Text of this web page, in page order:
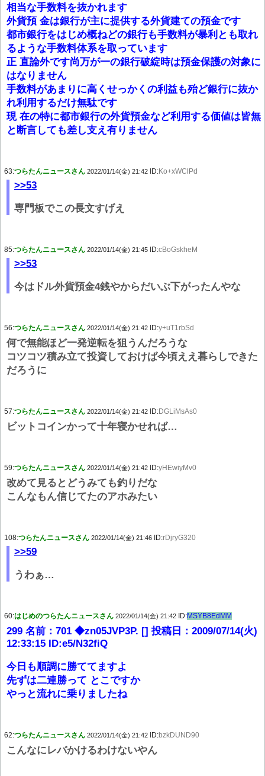
相当な手数料を抜かれます
外貨預 金は銀行が主に提供する外貨建ての預金です
都市銀行をはじめ概ねどの銀行も手数料が暴利とも取れ
るような手数料体系を取っています
正 直論外です尚万が一の銀行破綻時は預金保護の対象に
はなりません
手数料があまりに高くせっかくの利益も殆ど銀行に抜か
れ利用するだけ無駄です
現 在の特に都市銀行の外貨預金など利用する価値は皆無
と断言しても差し支え有りません
63:つらたんニュースさん 2022/01/14(金) 21:42 ID:Ko+xWClPd
>>53
専門板でこの長文すげえ
85:つらたんニュースさん 2022/01/14(金) 21:45 ID:cBoGskheM
>>53
今はドル外貨預金4銭やからだいぶ下がったんやな
56:つらたんニュースさん 2022/01/14(金) 21:42 ID:y+uT1rbSd
何で無能ほど一発逆転を狙うんだろうな
コツコツ積み立て投資しておけば今頃ええ暮らしできた
だろうに
57:つらたんニュースさん 2022/01/14(金) 21:42 ID:DGLiMsAs0
ビットコインかって十年寝かせれば…
59:つらたんニュースさん 2022/01/14(金) 21:42 ID:yHEwiyMv0
改めて見るとどうみても釣りだな
こんなもん信じてたのアホみたい
108:つらたんニュースさん 2022/01/14(金) 21:46 ID:rDjryG320
>>59
うわぁ…
60:はじめのつらたんニュースさん 2022/01/14(金) 21:42 ID:MSYB8EdMM
299 名前：701 ◆zn05JVP3P. [] 投稿日：2009/07/14(火)
12:33:15 ID:e5/N32fiQ
今日も順調に勝ててますよ
先ずは二連勝って とこですか
やっと流れに乗りましたね
62:つらたんニュースさん 2022/01/14(金) 21:42 ID:bzkDUND90
こんなにレバかけるわけないやん